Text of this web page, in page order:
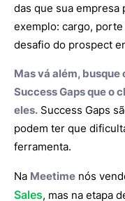
das que sua empresa
exemplo: cargo,
desafio do prospect
Mas vá além, busque
Success Gaps que o
eles. Success Gaps
podem ter que
ferramenta.
Na Meetime nós
Sales, mas na etapa